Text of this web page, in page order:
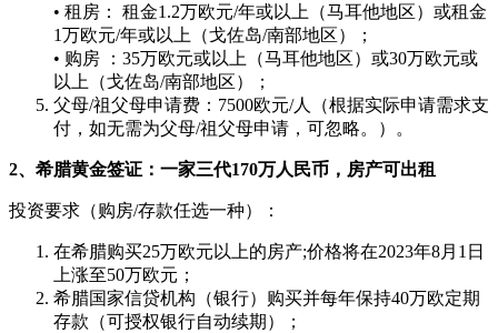
• 租房： 租金1.2万欧元/年或以上（马耳他地区）或租金
1万欧元/年或以上（戈佐岛/南部地区）；
• 购房 ：35万欧元或以上（马耳他地区）或30万欧元或
以上（戈佐岛/南部地区）；
父母/祖父母申请费：7500欧元/人（根据实际申请需求支
付，如无需为父母/祖父母申请，可忽略。）。
2、希腊黄金签证： 一家三代170万人民币，房产可出租
投资要求（购房/存款任选一种）：
在希腊购买25万欧元以上的房产;价格将在2023年8月1日
上涨至50万欧元；
希腊国家信贷机构（银行）购买并每年保持40万欧定期
存款（可授权银行自动续期）；